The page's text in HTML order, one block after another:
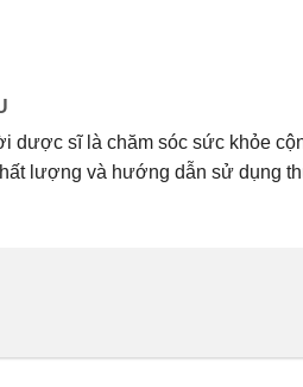
dược sĩ là chăm sóc sức khỏe
lượng và hướng dẫn sử dụng